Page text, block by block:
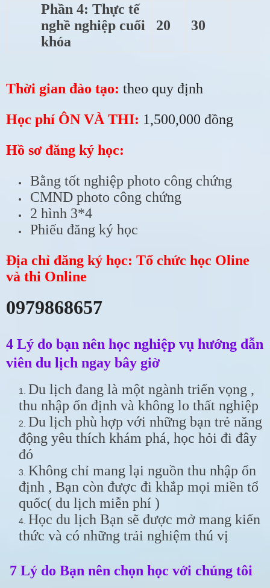
Phần 4: Thực tế
nghề nghiệp cuối
khóa
20 30
Thời gian đào tạo: theo quy định
Học phí ÔN VÀ THI: 1,500,000 đồng
Hồ sơ đăng ký học:
Bằng tốt nghiệp photo công chứng
CMND photo công chứng
2 hình 3*4
Phiếu đăng ký học
Địa chỉ đăng ký học: Tổ chức học Oline
và thi Online
0979868657
4 Lý do bạn nên học nghiệp vụ hướng dẫn
viên du lịch ngay bây giờ
Du lịch đang là một ngành triển vọng ,
thu nhập ổn định và không lo thất nghiệp
Du lịch phù hợp với những bạn trẻ năng
động yêu thích khám phá, học hỏi đi đây
đó
Không chỉ mang lại nguồn thu nhập ổn
định , Bạn còn được đi khắp mọi miền tổ
quốc( du lịch miễn phí )
Học du lịch Bạn sẽ được mở mang kiến
thức và có những trải nghiệm thú vị
7 Lý do Bạn nên chọn học với chúng tôi